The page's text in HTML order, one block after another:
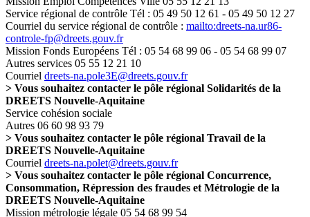
Service régional de contrôle Tél : 05 49 50 12 61 - 05 49 50 12 27
Courriel du service régional de contrôle : mailto:dreets-na.ur86-
controle-fp@dreets.gouv.fr
Mission Fonds Européens Tél : 05 54 68 99 06 - 05 54 68 99 07
Autres services 05 55 12 21 10
Courriel dreets-na.pole3E@dreets.gouv.fr
> Vous souhaitez contacter le pôle régional Solidarités de la
DREETS Nouvelle-Aquitaine
Service cohésion sociale
Autres 06 60 98 93 79
> Vous souhaitez contacter le pôle régional Travail de la
DREETS Nouvelle-Aquitaine
Courriel dreets-na.polet@dreets.gouv.fr
> Vous souhaitez contacter le pôle régional Concurrence,
Consommation, Répression des fraudes et Métrologie de la
DREETS Nouvelle-Aquitaine
Mission métrologie légale 05 54 68 99 54